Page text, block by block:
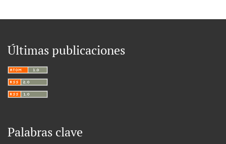
Últimas publicaciones
Palabras clave